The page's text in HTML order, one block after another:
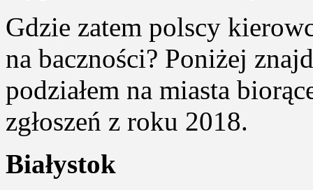
Gdzie zatem polscy
na baczności? Poniżej
podziałem na miasta
zgłoszeń z roku 2018.
Białystok